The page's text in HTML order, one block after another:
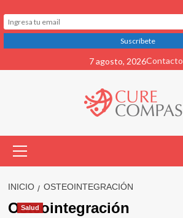
al
7 agosto, 2026Contacto
primario
INICIO OSTEOINTEGRACIÓN
Osteointegración
Salud